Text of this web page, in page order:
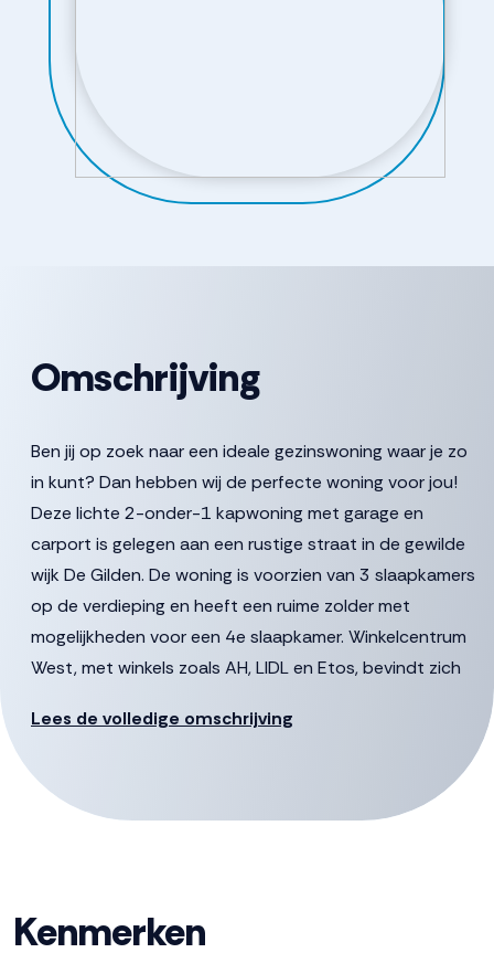
Omschrijving
Ben jij op zoek naar een ideale gezinswoning waar je zo
in kunt? Dan hebben wij de perfecte woning voor jou!
Deze lichte 2-onder-1 kapwoning met garage en
carport is gelegen aan een rustige straat in de gewilde
wijk De Gilden. De woning is voorzien van 3 slaapkamers
op de verdieping en heeft een ruime zolder met
mogelijkheden voor een 4e slaapkamer. Winkelcentrum
West, met winkels zoals AH, LIDL en Etos, bevindt zich
boodschappen gemakkelijk en snel te bereiken zijn.
wandelpaden liggen rondom de wijk.
Begane grond:
Lees de volledige omschrijving
Kenmerken